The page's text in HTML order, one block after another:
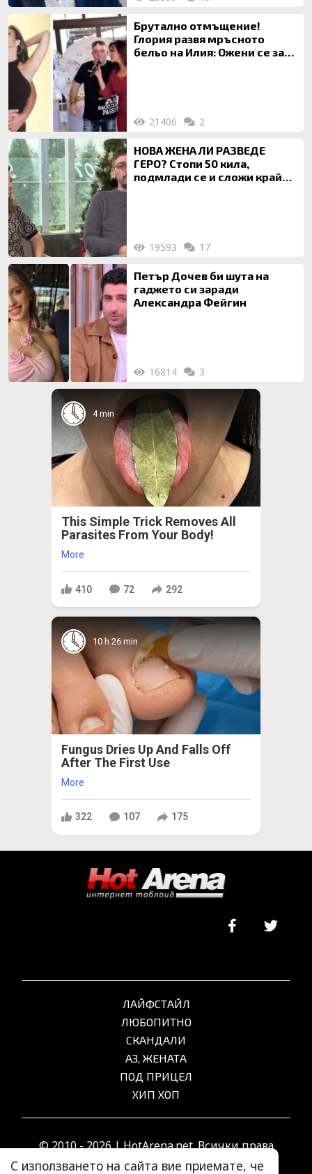
Брутално отмъщение!
Глория развя мръсното
бельо на Илия: Ожени се за
21406 2
НОВА ЖЕНА ЛИ РАЗВЕДЕ
ГЕРО? Стопи 50 кила,
подмлади се и сложи край
19593 17
Петър Дочев би шута на
гаджето си заради
Александра Фейгин
16814 3
4 min
This Simple Trick Removes All
Parasites From Your Body!
More
410 72 292
10 h 26 min
Fungus Dries Up And Falls Off
After The First Use
More
322 107 175
С използването на сайта вие приемате, че
ЛАЙФСТАЙЛ
ЛЮБОПИТНО
СКАНДАЛИ
АЗ, ЖЕНАТА
ПОД ПРИЦЕЛ
ХИП ХОП
© 2010 - 2026 | HotArena.net. Всички права
запазени.